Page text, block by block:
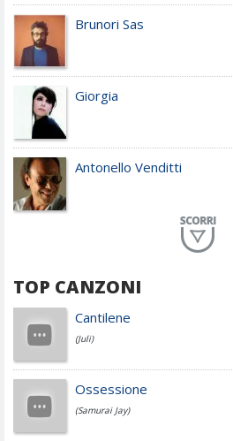
Brunori Sas
Giorgia
Antonello Venditti
Achille Lauro
Cesare Cremonini
TOP CANZONI
Cantilene
(Juli)
Ossessione
(Samurai Jay)